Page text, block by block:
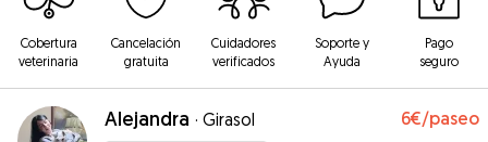
Cobertura
veterinaria
Cancelación
gratuita
Cuidadores
verificados
Soporte y
Ayuda
Pago
seguro
Alejandra · Girasol 6€/paseo